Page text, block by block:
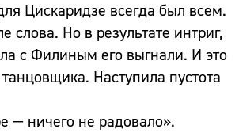
Цискаридзе всегда был всем.
слова. Но в результате интриг,
с Филиным его выгнали. И это
Наступила пустота
— ничего не радовало».